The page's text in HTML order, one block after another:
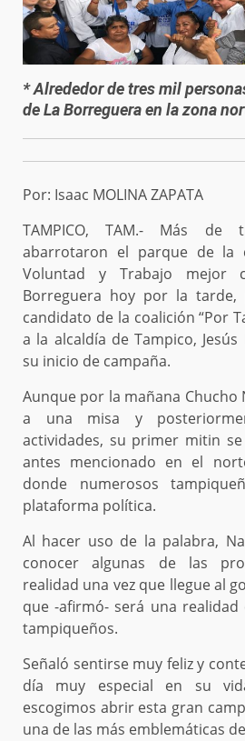
* Alrededor de tres mil
de La Borreguera en la zona
Por: Isaac MOLINA ZAPATA
TAMPICO, TAM.- Más de
abarrotaron el parque de la
Voluntad y Trabajo mejor
Borreguera hoy por la tarde,
candidato de la coalición “Por
a la alcaldía de Tampico,
su inicio de campaña.
Aunque por la mañana Chucho
a una misa y
actividades, su primer mitin
antes mencionado en el
donde numerosos
plataforma política.
Al hacer uso de la palabra,
conocer algunas de las
realidad una vez que llegue al
que -afirmó- será una
tampiqueños.
Señaló sentirse muy feliz y
día muy especial en su
escogimos abrir esta gran
una de las más emblemáticas